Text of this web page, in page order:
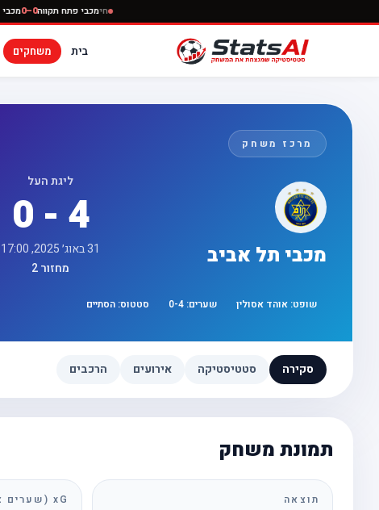
חימכבי פתח
בית משחקים
מרכז משחק
מכבי תל אביב
ליגת העל
0 - 4
31 באוג׳ 2025, 17:00
מחזור 2
שופט: אוהד אסולין שערים: 0-4 סטטוס: הסתיים
סקירה סטטיסטיקה אירועים הרכבים
תמונת משחק
תוצאה xG (שערים צפויים)